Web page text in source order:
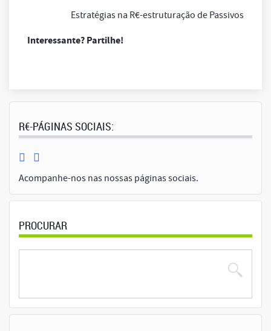
Estratégias na R€-estruturação de Passivos
Interessante? Partilhe!
R€-PÁGINAS SOCIAIS:
Acompanhe-nos nas nossas páginas sociais.
PROCURAR